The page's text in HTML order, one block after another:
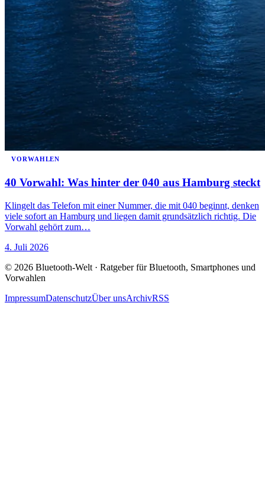
VORWAHLEN
40 Vorwahl: Was hinter der 040 aus Hamburg steckt
Klingelt das Telefon mit einer Nummer, die mit 040 beginnt, denken
viele sofort an Hamburg und liegen damit grundsätzlich richtig. Die
Vorwahl gehört zum…
4. Juli 2026
© 2026 Bluetooth-Welt · Ratgeber für Bluetooth, Smartphones und
Vorwahlen
ImpressumDatenschutzÜber unsArchivRSS